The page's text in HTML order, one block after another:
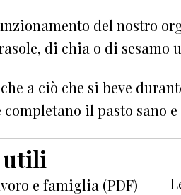
del nostro
di chia o di
a ciò che si beve
il pasto sano
utili
e famiglia (PDF)